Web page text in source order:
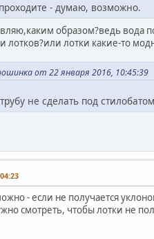
- думаю, возможно.
образом?ведь вода
лотков?или лотки какие-то
от 22 января 2016, 10:45:39
не сделать под
- если не получается
смотреть, чтобы лотки не